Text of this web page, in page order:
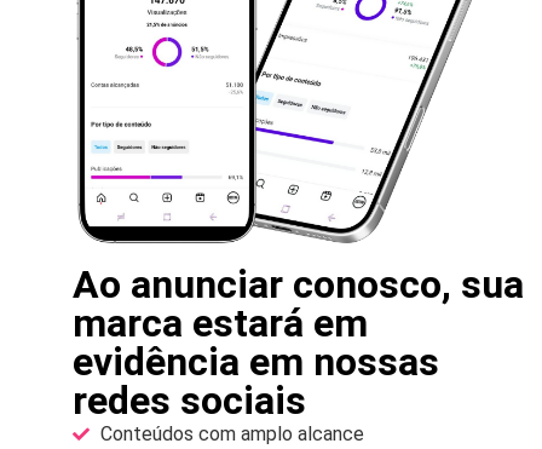
Ao anunciar conosco, sua
marca estará em
evidência em nossas
redes sociais
Conteúdos com amplo alcance